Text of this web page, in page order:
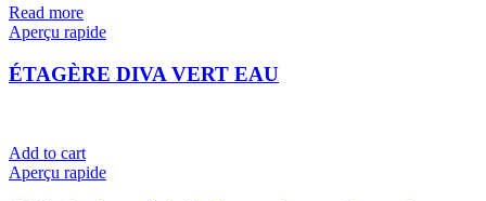
Read more
Aperçu rapide
ÉTAGÈRE DIVA VERT EAU
Add to cart
Aperçu rapide